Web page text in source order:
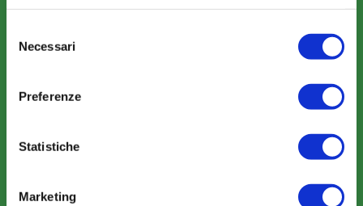
delNecessari
Preferenze
Statistiche
Marketing
COSA FACCIAMO
Il Funzionamento